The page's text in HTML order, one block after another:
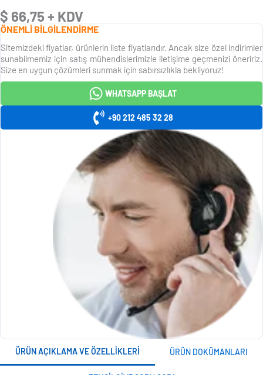
$ 66,75 + KDV
ÖNEMLİ BİLGİLENDİRME
Sitemizdeki fiyatlar, ürünlerin liste fiyatlarıdır. Ancak size özel indirimler
sunabilmemiz için satış mühendislerimizle iletişime geçmenizi öneririz.
Size en uygun çözümleri sunmak için sabırsızlıkla bekliyoruz!
WHATSAPP BAŞLAT
+90 212 485 32 28
ÜRÜN AÇIKLAMA VE ÖZELLIKLERI ÜRÜN DOKÜMANLARI